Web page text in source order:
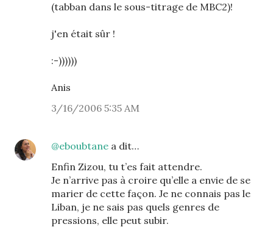
(tabban dans le sous-titrage de MBC2)!
j'en était sûr !
:-))))))
Anis
3/16/2006 5:35 AM
@eboubtane a dit…
Enfin Zizou, tu t’es fait attendre.
Je n’arrive pas à croire qu’elle a envie de se
marier de cette façon. Je ne connais pas le
Liban, je ne sais pas quels genres de
pressions, elle peut subir.